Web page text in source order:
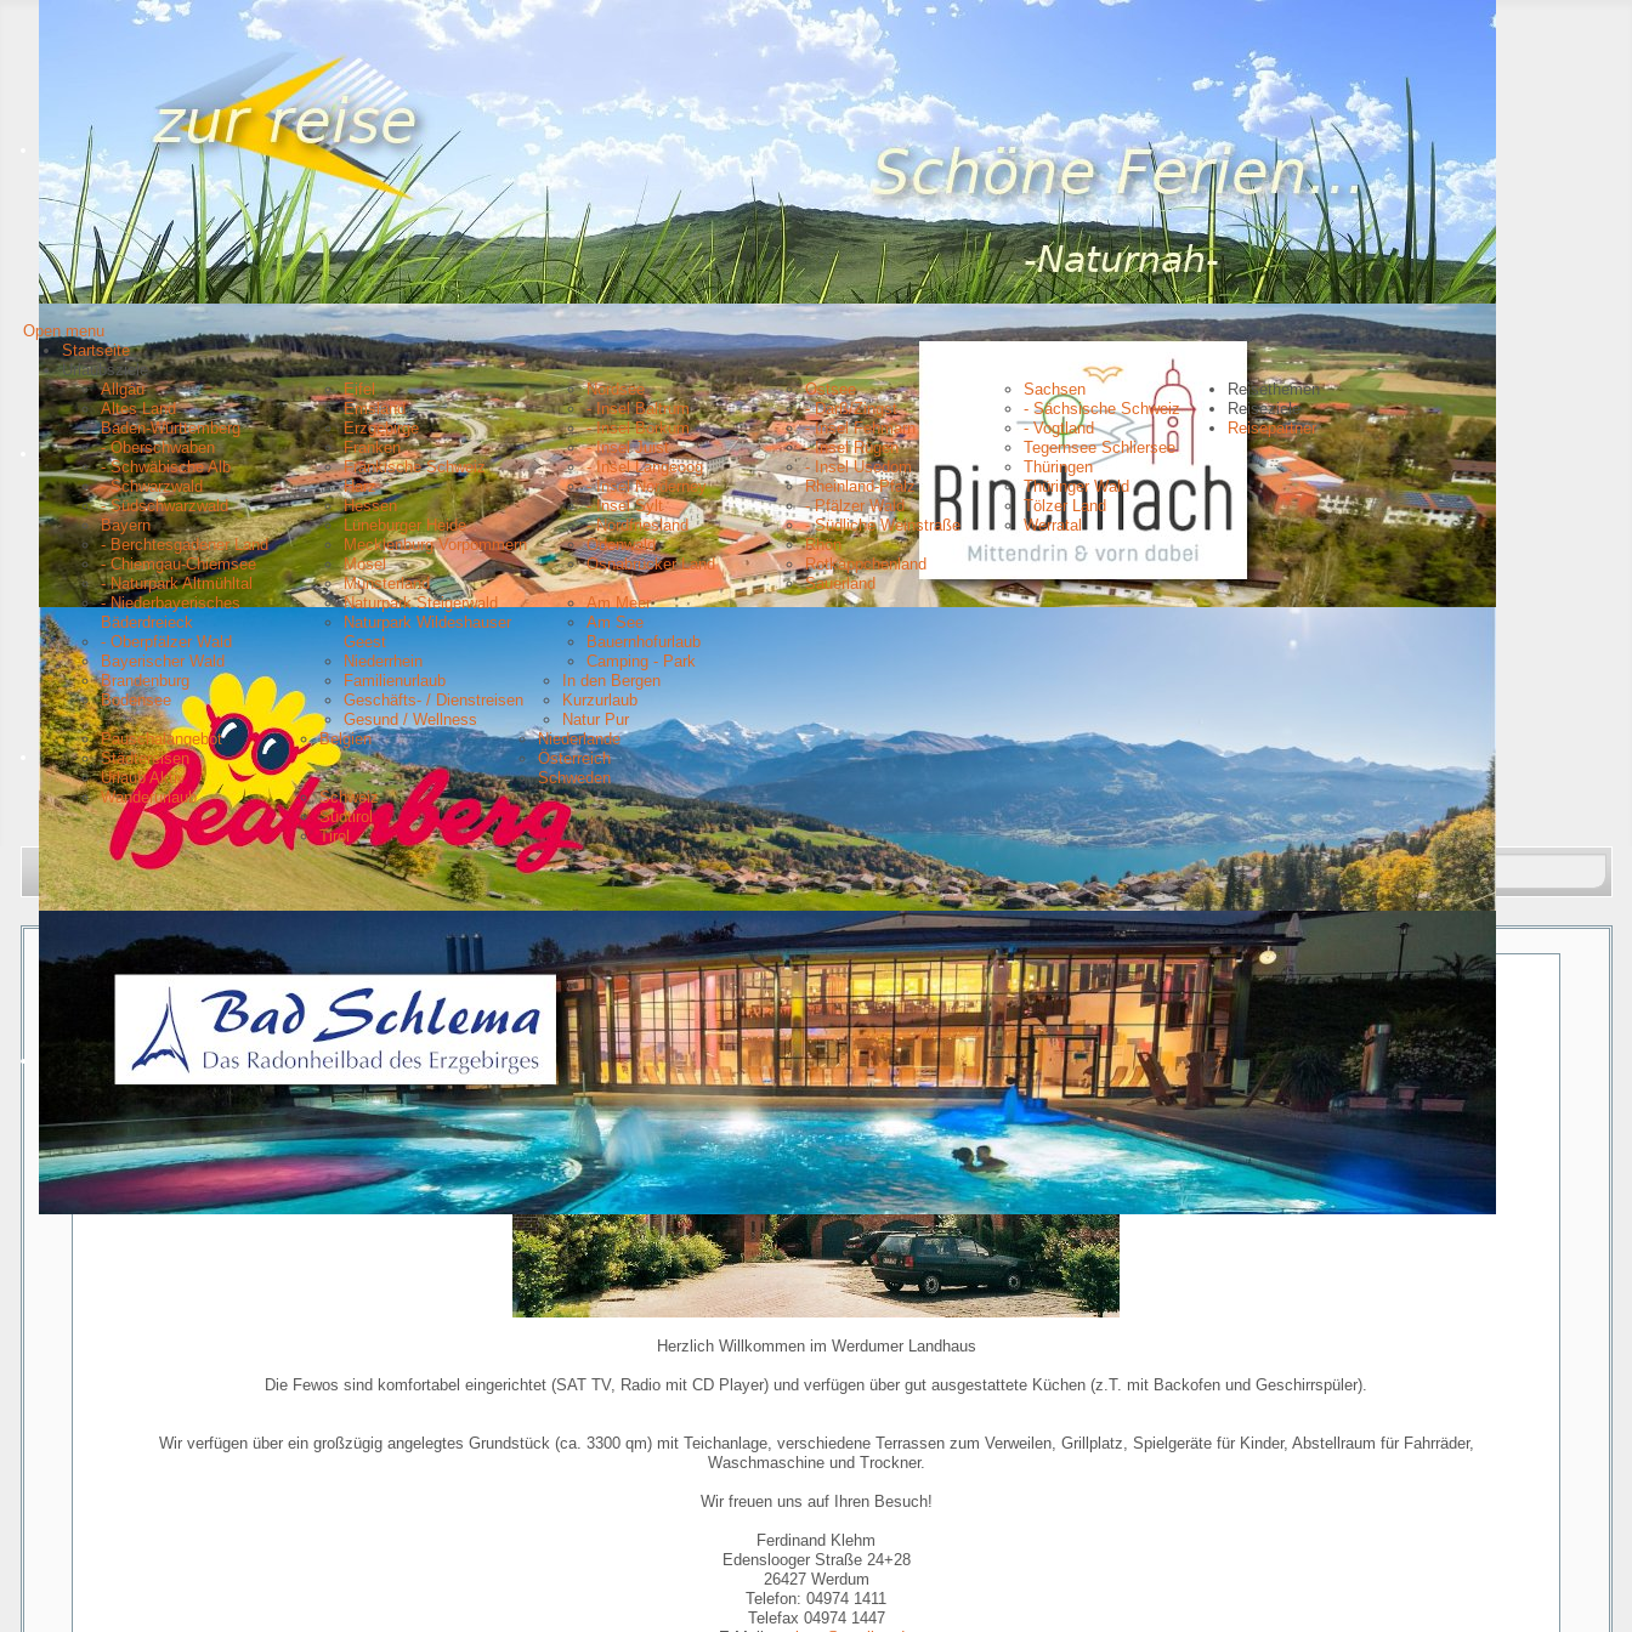
Open menu
Startseite
Urlaubsziele
Allgäu
Altes Land
Baden-Württemberg
- Oberschwaben
- Schwäbische Alb
- Schwarzwald
- Südschwarzwald
Bayern
- Berchtesgadener Land
- Chiemgau-Chiemsee
- Naturpark Altmühltal
- Niederbayerisches
Bäderdreieck
- Oberpfälzer Wald
Bayerischer Wald
Brandenburg
Bodensee
Eifel
Emsland
Erzgebirge
Franken
Fränkische Schweiz
Harz
Hessen
Lüneburger Heide
Mecklenburg Vorpommern
Mosel
Münsterland
Naturpark Steigerwald
Naturpark Wildeshauser
Geest
Niederrhein
Nordsee
- Insel Baltrum
- Insel Borkum
- Insel Juist
- Insel Langeoog
- Insel Norderney
- Insel Sylt
- Nordfriesland
Odenwald
Osnabrücker Land
Ostsee
- Darß/Zingst
- Insel Fehmarn
- Insel Rügen
- Insel Usedom
Rheinland-Pfalz
- Pfälzer Wald
- Südliche Weinstraße
Rhön
Rotkäppchenland
Sauerland
Sachsen
- Sächsische Schweiz
- Vogtland
Tegernsee Schliersee
Thüringen
Thüringer Wald
Tölzer Land
Werratal
Reisethemen
Am Meer
Am See
Bauernhofurlaub
Camping - Park
Familienurlaub
Geschäfts- / Dienstreisen
Gesund / Wellness
In den Bergen
Kurzurlaub
Natur Pur
Pauschalangebot
Städtereisen
Urlaub Aktiv
Wanderurlaub
Reiseziele
Belgien
Niederlande
Österreich
Schweden
Schweiz
Südtirol
Tirol
Reisepartner
Aktuelle Seite:Startseite Urlaubsziele Nordsee Werdumer Landhaus Suchen
Werdumer Landhaus
Herzlich Willkommen im Werdumer Landhaus
Die Fewos sind komfortabel eingerichtet (SAT TV, Radio mit CD Player) und verfügen über gut ausgestattete Küchen (z.T. mit Backofen und Geschirrspüler).
Wir verfügen über ein großzügig angelegtes Grundstück (ca. 3300 qm) mit Teichanlage, verschiedene Terrassen zum Verweilen, Grillplatz, Spielgeräte für Kinder, Abstellraum für Fahrräder,
Waschmaschine und Trockner.
Wir freuen uns auf Ihren Besuch!
Ferdinand Klehm
Edenslooger Straße 24+28
26427 Werdum
Telefon: 04974 1411
Telefax 04974 1447